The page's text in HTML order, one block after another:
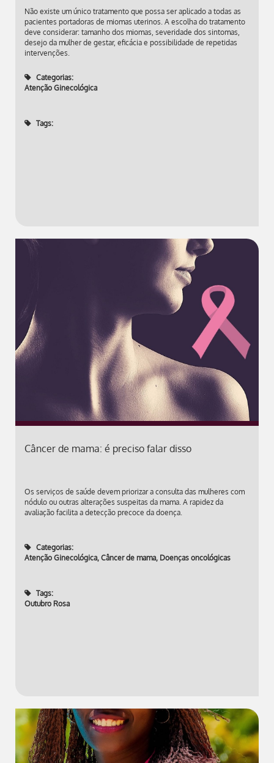
Não existe um único tratamento que possa ser aplicado a todas as
pacientes portadoras de miomas uterinos. A escolha do tratamento
deve considerar: tamanho dos miomas, severidade dos sintomas,
desejo da mulher de gestar, eficácia e possibilidade de repetidas
intervenções.
Categorias:
Atenção Ginecológica
Tags:
Câncer de mama: é preciso falar disso
Os serviços de saúde devem priorizar a consulta das mulheres com
nódulo ou outras alterações suspeitas da mama. A rapidez da
avaliação facilita a detecção precoce da doença.
Categorias:
Atenção Ginecológica, Câncer de mama, Doenças oncológicas
Tags:
Outubro Rosa